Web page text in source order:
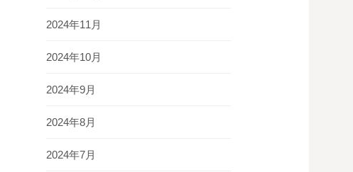
2024年11月
2024年10月
2024年9月
2024年8月
2024年7月